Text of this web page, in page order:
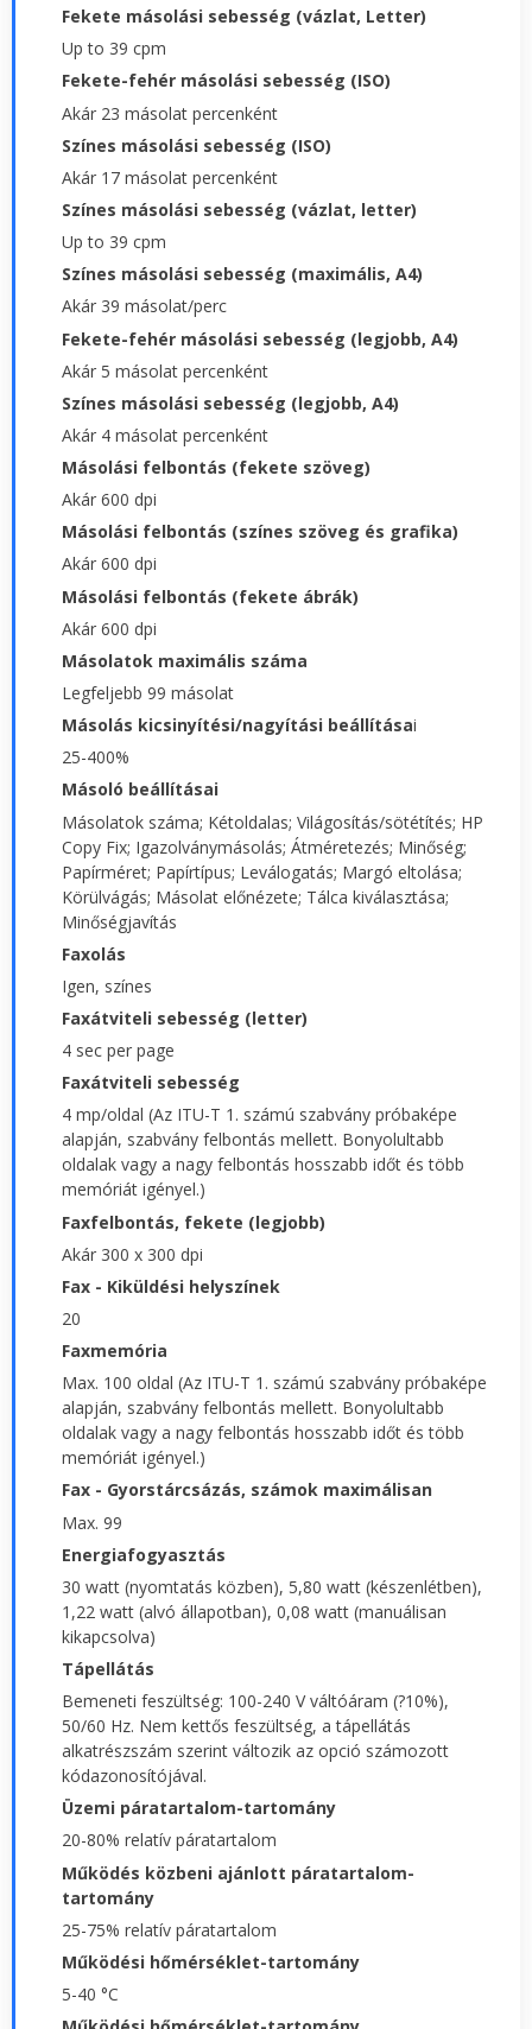
Fekete másolási sebesség (vázlat, Letter)
Up to 39 cpm
Fekete-fehér másolási sebesség (ISO)
Akár 23 másolat percenként
Színes másolási sebesség (ISO)
Akár 17 másolat percenként
Színes másolási sebesség (vázlat, letter)
Up to 39 cpm
Színes másolási sebesség (maximális, A4)
Akár 39 másolat/perc
Fekete-fehér másolási sebesség (legjobb, A4)
Akár 5 másolat percenként
Színes másolási sebesség (legjobb, A4)
Akár 4 másolat percenként
Másolási felbontás (fekete szöveg)
Akár 600 dpi
Másolási felbontás (színes szöveg és grafika)
Akár 600 dpi
Másolási felbontás (fekete ábrák)
Akár 600 dpi
Másolatok maximális száma
Legfeljebb 99 másolat
Másolás kicsinyítési/nagyítási beállításai
25-400%
Másoló beállításai
Másolatok száma; Kétoldalas; Világosítás/sötétítés; HP
Copy Fix; Igazolványmásolás; Átméretezés; Minőség;
Papírméret; Papírtípus; Leválogatás; Margó eltolása;
Körülvágás; Másolat előnézete; Tálca kiválasztása;
Minőségjavítás
Faxolás
Igen, színes
Faxátviteli sebesség (letter)
4 sec per page
Faxátviteli sebesség
4 mp/oldal (Az ITU-T 1. számú szabvány próbaképe
alapján, szabvány felbontás mellett. Bonyolultabb
oldalak vagy a nagy felbontás hosszabb időt és több
memóriát igényel.)
Faxfelbontás, fekete (legjobb)
Akár 300 x 300 dpi
Fax - Kiküldési helyszínek
20
Faxmemória
Max. 100 oldal (Az ITU-T 1. számú szabvány próbaképe
alapján, szabvány felbontás mellett. Bonyolultabb
oldalak vagy a nagy felbontás hosszabb időt és több
memóriát igényel.)
Fax - Gyorstárcsázás, számok maximálisan
Max. 99
Energiafogyasztás
30 watt (nyomtatás közben), 5,80 watt (készenlétben),
1,22 watt (alvó állapotban), 0,08 watt (manuálisan
kikapcsolva)
Tápellátás
Bemeneti feszültség: 100-240 V váltóáram (?10%),
50/60 Hz. Nem kettős feszültség, a tápellátás
alkatrészszám szerint változik az opció számozott
kódazonosítójával.
Üzemi páratartalom-tartomány
20-80% relatív páratartalom
Működés közbeni ajánlott páratartalom-
tartomány
25-75% relatív páratartalom
Működési hőmérséklet-tartomány
5-40 °C